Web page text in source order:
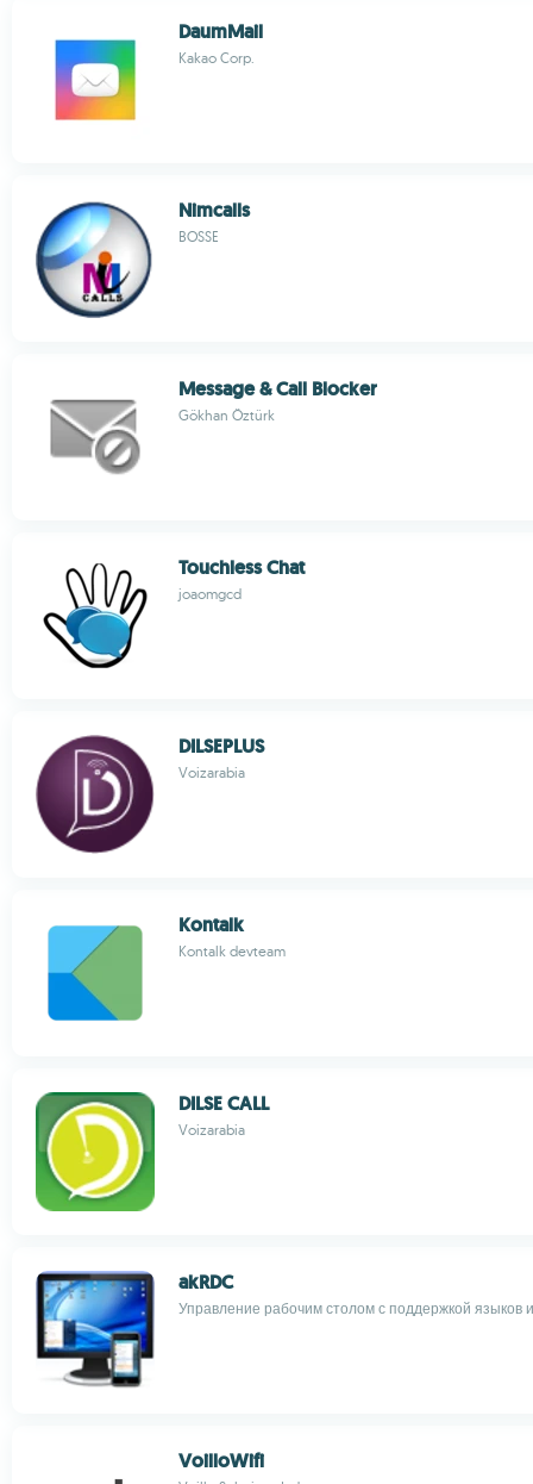
DaumMail
Kakao Corp.
Nimcalls
BOSSE
Message & Call Blocker
Gökhan Öztürk
Touchless Chat
joaomgcd
DILSEPLUS
Voizarabia
Kontalk
Kontalk devteam
DILSE CALL
Voizarabia
akRDC
Управление рабочим столом с поддержкой языков
VoilloWifi